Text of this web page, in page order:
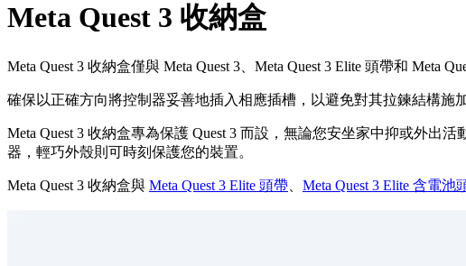
Meta Quest 3 收納盒
Meta Quest 3 收納盒僅與 Meta Quest 3、Meta Quest 3 Elite 頭帶和 Meta
確保以正確方向將控制器妥善地插入相應插槽，以避免對其拉鍊結構施
Meta Quest 3 收納盒專為保護 Quest 3 而設，無論您安坐家中抑或外
器，輕巧外殼則可時刻保護您的裝置。
Meta Quest 3 收納盒與 Meta Quest 3 Elite 頭帶 Meta Quest 3 Elite 含電池